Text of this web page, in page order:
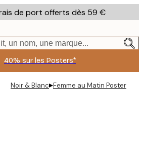
de port offerts dès 59 €
un nom, une marque...
40% sur les Posters*
Noir & Blanc▸Femme au Matin Poster